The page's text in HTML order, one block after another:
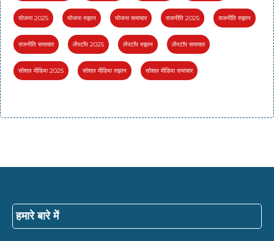
योजना 2025 योजना रुझान योजना समाचार राजनीति 2025 राजनीति रुझान
राजनीति समाचार लैपटॉप 2025 लैपटॉप रुझान लैपटॉप समाचार
सोशल मीडिया 2025 सोशल मीडिया रुझान सोशल मीडिया समाचार
हमारे बारे में